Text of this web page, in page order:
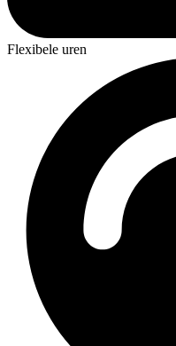
Flexibele uren